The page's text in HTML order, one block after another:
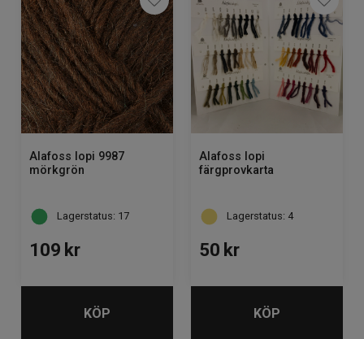
Alafoss lopi 9987
mörkgrön
Lagerstatus: 17
109 kr
KÖP
Alafoss lopi
färgprovkarta
Lagerstatus: 4
50 kr
KÖP